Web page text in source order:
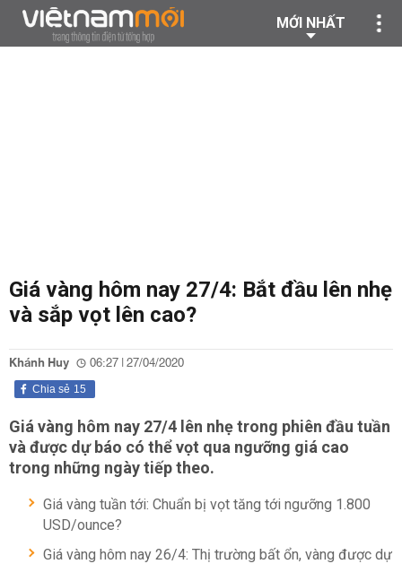
MỚI NHẤT
Giá vàng hôm nay 27/4: Bắt đầu lên nhẹ
và sắp vọt lên cao?
Khánh Huy 06:27 | 27/04/2020
15
Chia sẻ
Giá vàng hôm nay 27/4 lên nhẹ trong phiên đầu tuần
và được dự báo có thể vọt qua ngưỡng giá cao
trong những ngày tiếp theo.
Giá vàng tuần tới: Chuẩn bị vọt tăng tới ngưỡng 1.800
USD/ounce?
Giá vàng hôm nay 26/4: Thị trường bất ổn, vàng được dự